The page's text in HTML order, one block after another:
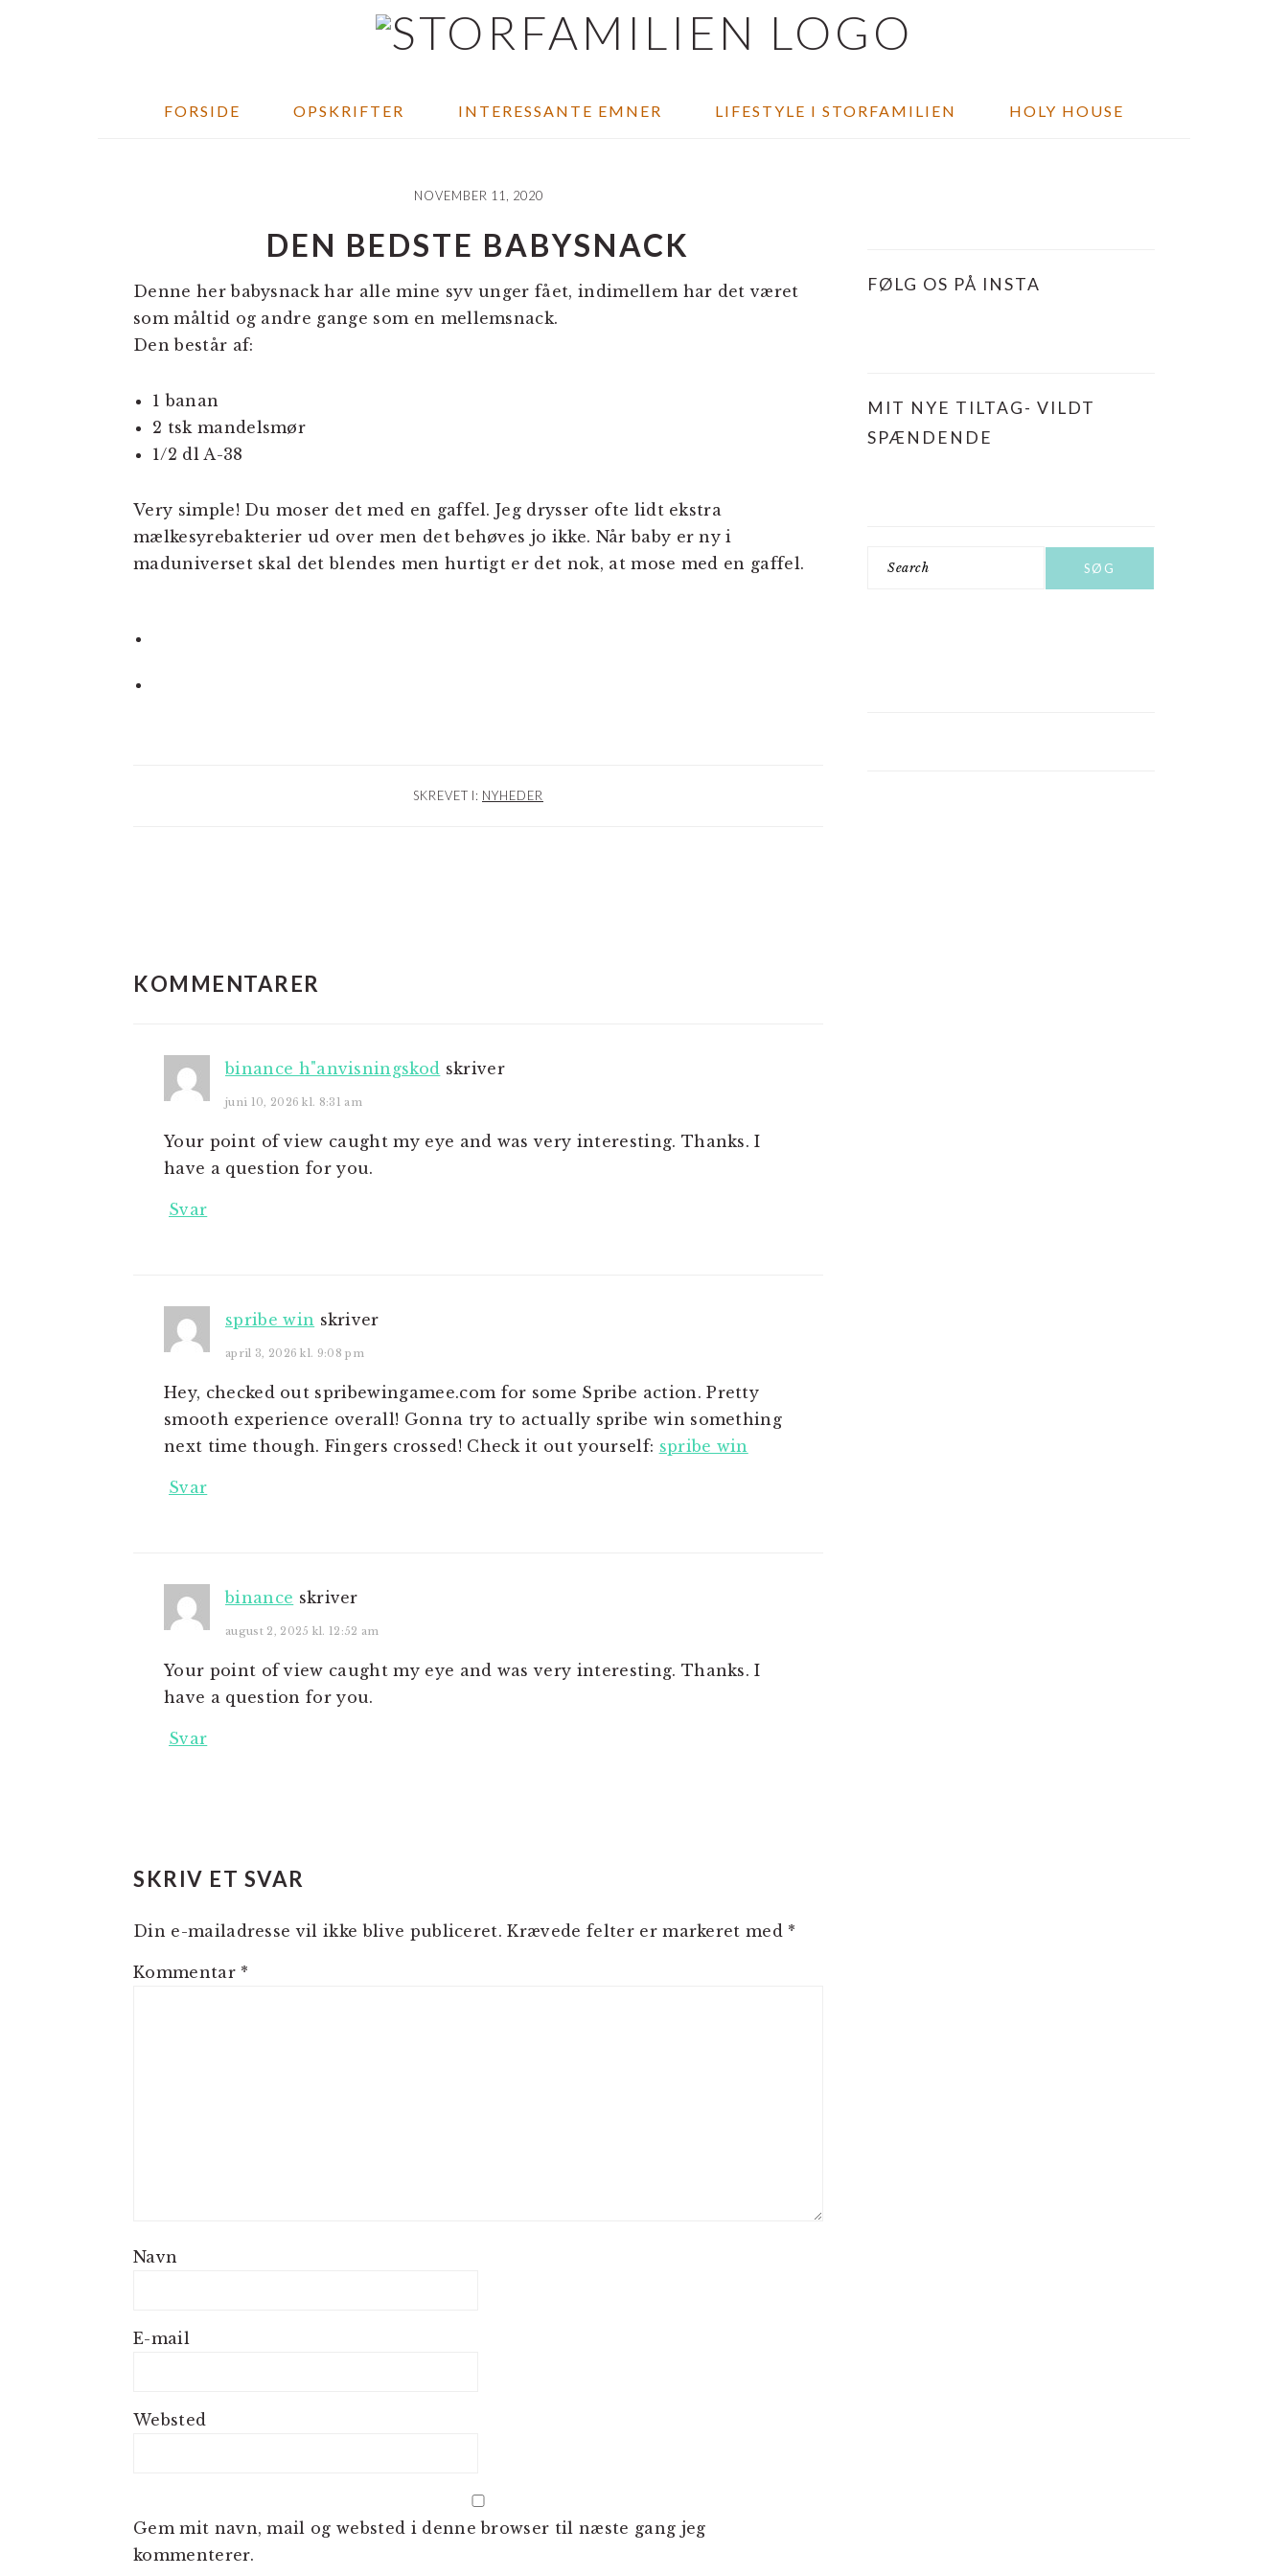
FORSIDE OPSKRIFTER INTERESSANTE EMNER LIFESTYLE I STORFAMILIEN HOLY HOUSE
NOVEMBER 11, 2020
DEN BEDSTE BABYSNACK
Denne her babysnack har alle mine syv unger fået, indimellem har det været
som måltid og andre gange som en mellemsnack.
Den består af:
1 banan
2 tsk mandelsmør
1/2 dl A-38
Very simple! Du moser det med en gaffel. Jeg drysser ofte lidt ekstra
mælkesyrebakterier ud over men det behøves jo ikke. Når baby er ny i
maduniverset skal det blendes men hurtigt er det nok, at mose med en gaffel.
SKREVET I: NYHEDER
LÆSERINTERAKTIONER
KOMMENTARER
binance h"anvisningskod skriver
juni 10, 2026 kl. 8:31 am
Your point of view caught my eye and was very interesting. Thanks. I
have a question for you.
Svar
spribe win skriver
april 3, 2026 kl. 9:08 pm
Hey, checked out spribewingamee.com for some Spribe action. Pretty
smooth experience overall! Gonna try to actually spribe win something
next time though. Fingers crossed! Check it out yourself: spribe win
Svar
binance skriver
august 2, 2025 kl. 12:52 am
Your point of view caught my eye and was very interesting. Thanks. I
have a question for you.
Svar
SKRIV ET SVAR
Din e-mailadresse vil ikke blive publiceret. Krævede felter er markeret med *
Kommentar *
Navn
E-mail
Websted
Gem mit navn, mail og websted i denne browser til næste gang jeg
kommenterer.
FØLG OS PÅ INSTA
MIT NYE TILTAG- VILDT
SPÆNDENDE